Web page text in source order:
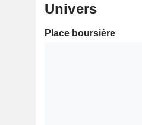
Univers
Place boursière